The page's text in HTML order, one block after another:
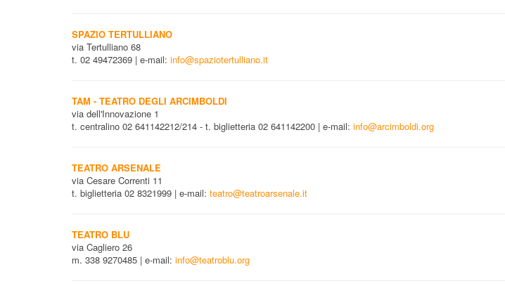
SPAZIO TERTULLIANO
via Tertulliano 68
t. 02 49472369 | e-mail: info@spaziotertulliano.it
TAM - TEATRO DEGLI ARCIMBOLDI
via dell'Innovazione 1
t. centralino 02 641142212/214 - t. biglietteria 02 641142200 | e-mail: info@arcimboldi.org
TEATRO ARSENALE
via Cesare Correnti 11
t. biglietteria 02 8321999 | e-mail: teatro@teatroarsenale.it
TEATRO BLU
via Cagliero 26
m. 338 9270485 | e-mail: info@teatroblu.org